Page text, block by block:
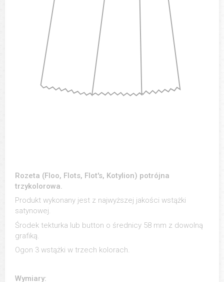
Rozeta (Floo, Flots, Flot's, Kotylion) potrójna
trzykolorowa.
Produkt wykonany jest z najwyższej jakości wstążki
satynowej.
Środek tekturka lub button o średnicy 58 mm z dowolną
grafiką.
Ogon 3 wstążki w trzech kolorach.
Wymiary: